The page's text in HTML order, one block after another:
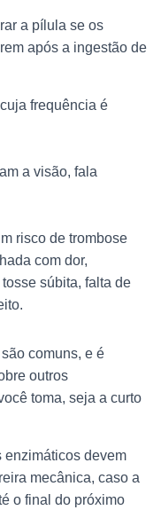
a pílula se os
após a ingestão de
frequência é
a visão, fala
risco de trombose
com dor,
súbita, falta de
comuns, e é
outros
toma, seja a curto
enzimáticos devem
mecânica, caso a
o final do próximo